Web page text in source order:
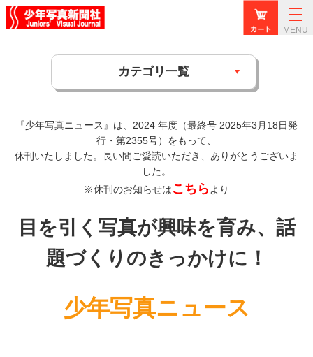
MENU
カテゴリ一覧
『少年写真ニュース』は、2024 年度（最終号 2025年3月18日発
行・第2355号）をもって、
休刊いたしました。長い間ご愛読いただき、ありがとうございま
した。
※休刊のお知らせはこちら より
目を引く写真が興味を育み、話
題づくりのきっかけに！
少年写真ニュース